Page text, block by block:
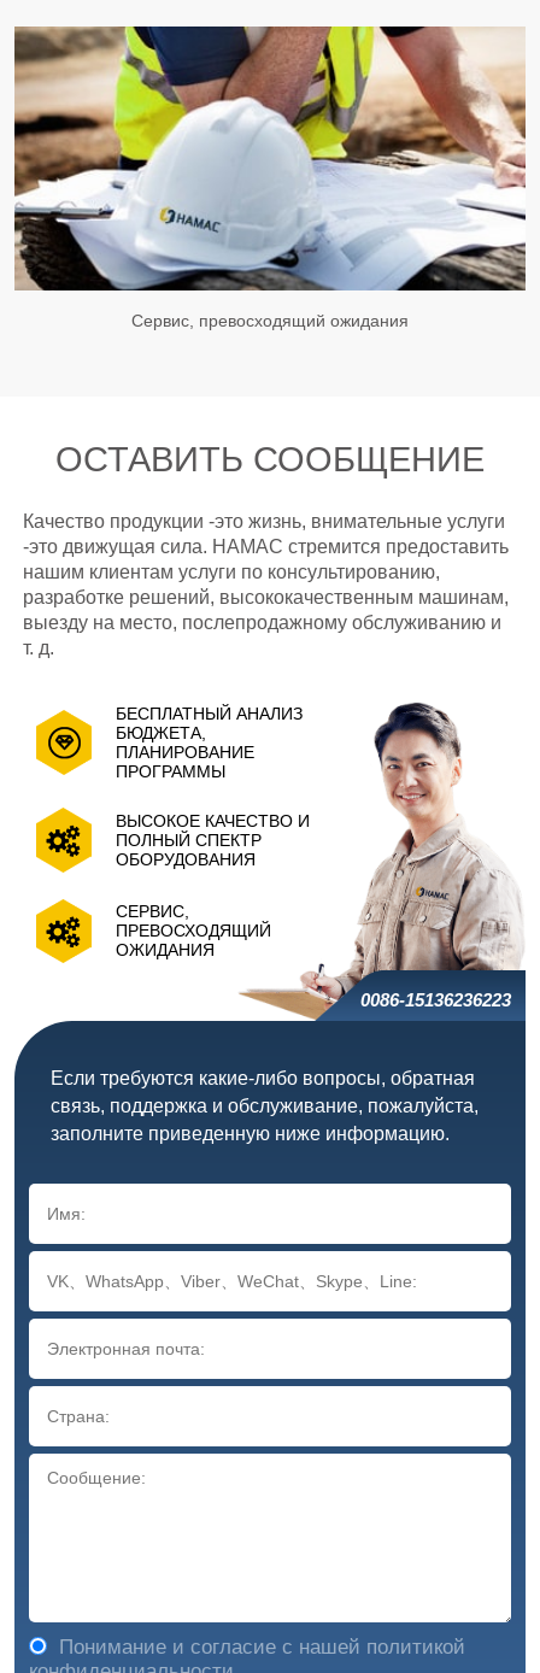
Сервис, превосходящий ожидания
ОСТАВИТЬ СООБЩЕНИЕ
Качество продукции -это жизнь, внимательные услуги
-это движущая сила. HAMAC стремится предоставить
нашим клиентам услуги по консультированию,
разработке решений, высококачественным машинам,
выезду на место, послепродажному обслуживанию и
т. д.
БЕСПЛАТНЫЙ АНАЛИЗ
БЮДЖЕТА,
ПЛАНИРОВАНИЕ
ПРОГРАММЫ
ВЫСОКОЕ КАЧЕСТВО И
ПОЛНЫЙ СПЕКТР
ОБОРУДОВАНИЯ
СЕРВИС,
ПРЕВОСХОДЯЩИЙ
ОЖИДАНИЯ
0086-15136236223
Если требуются какие-либо вопросы, обратная
связь, поддержка и обслуживание, пожалуйста,
заполните приведенную ниже информацию.
Понимание и согласие с нашей политикой